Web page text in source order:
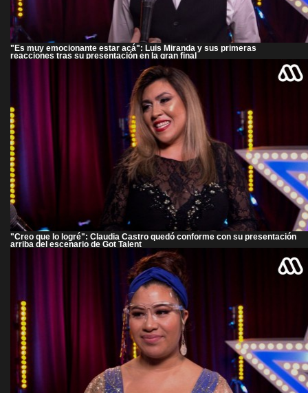
"Es muy emocionante estar acá": Luis Miranda y sus primeras
reacciones tras su presentación en la gran final
"Creo que lo logré": Claudia Castro quedó conforme con su presentación
arriba del escenario de Got Talent